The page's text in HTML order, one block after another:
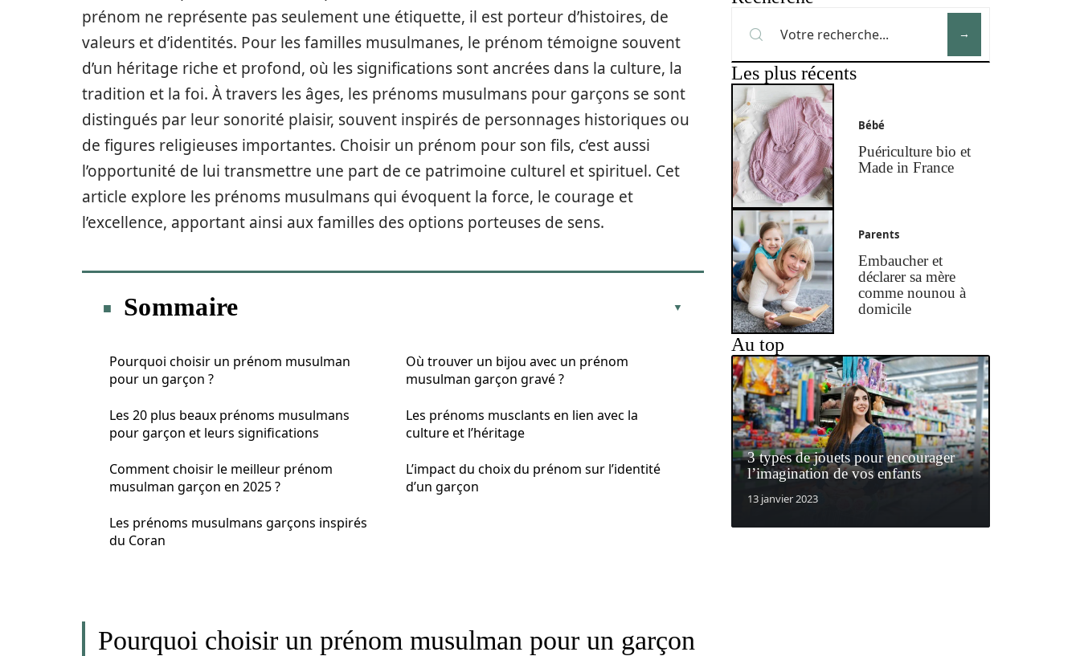
prénom ne représente pas seulement une étiquette, il est porteur d’histoires, de
valeurs et d’identités. Pour les familles musulmanes, le prénom témoigne souvent
d’un héritage riche et profond, où les significations sont ancrées dans la culture, la
tradition et la foi. À travers les âges, les prénoms musulmans pour garçons se sont
distingués par leur sonorité plaisir, souvent inspirés de personnages historiques ou
de figures religieuses importantes. Choisir un prénom pour son fils, c’est aussi
l’opportunité de lui transmettre une part de ce patrimoine culturel et spirituel. Cet
article explore les prénoms musulmans qui évoquent la force, le courage et
l’excellence, apportant ainsi aux familles des options porteuses de sens.
Sommaire
Pourquoi choisir un prénom musulman
pour un garçon ?
Les 20 plus beaux prénoms musulmans
pour garçon et leurs significations
Comment choisir le meilleur prénom
musulman garçon en 2025 ?
Les prénoms musulmans garçons inspirés
du Coran
Où trouver un bijou avec un prénom
musulman garçon gravé ?
Les prénoms musclants en lien avec la
culture et l’héritage
L’impact du choix du prénom sur l’identité
d’un garçon
Pourquoi choisir un prénom musulman pour un garçon
Les plus récents
Bébé
Puériculture bio et
Made in France
Parents
Embaucher et
déclarer sa mère
comme nounou à
domicile
Au top
3 types de jouets pour encourager
l’imagination de vos enfants
13 janvier 2023